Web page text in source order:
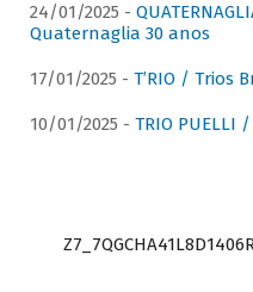
24/01/2025 -
Quaternaglia 30 anos
17/01/2025 - T’RIO / Trios
10/01/2025 - TRIO PUELLI